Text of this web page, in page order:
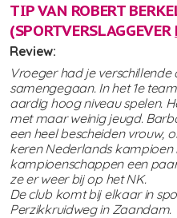
TIP VAN ROBERT
(SPORTVERSLAGGEVER
Review:
Vroeger had je
samengegaan. In het 1e
aardig hoog niveau spelen.
met maar weinig jeugd.
een heel bescheiden vrouw,
keren Nederlands kampioen
kampioenschappen een
ze er weer bij op het NK.
De club komt bij elkaar in
Perzikkruidweg in Zaandam.